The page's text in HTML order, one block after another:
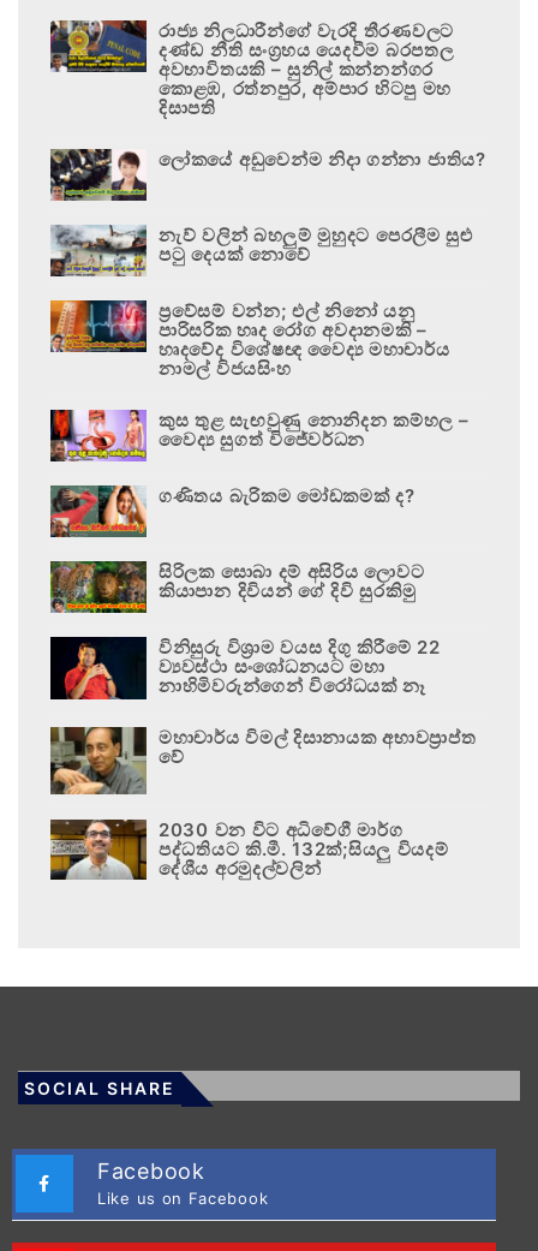
රාජ්‍ය නිලධාරීන්ගේ වැරදි තීරණවලට
දණ්ඩ නීති සංග්‍රහය යෙදවීම බරපතල
අවභාවිතයකි – සුනිල් කන්නන්ගර
කොළඹ, රත්නපුර, අම්පාර හිටපු මහ
දිසාපති
ලෝකයේ අඩුවෙන්ම නිදා ගන්නා ජාතිය?
නැව් වලින් බහලුම් මුහුදට පෙරලීම සුළු
පටු දෙයක් නොවේ
ප්‍රවේසම් වන්න; එල් නිනෝ යනු
පාරිසරික හෘද රෝග අවදානමකි –
හෘදවේද විශේෂඥ වෛද්‍ය මහාචාර්ය
නාමල් විජයසිංහ
කුස තුළ සැඟවුණු නොනිදන කම්හල –
වෛද්‍ය සුගත් විජේවර්ධන
ගණිතය බැරිකම මෝඩකමක් ද?
සිරිලක සොබා දම් අසිරිය ලොවට
කියාපාන දිවියන් ගේ දිවි සුරකිමු
විනිසුරු විශ්‍රාම වයස දිගු කිරීමේ 22
ව්‍යවස්ථා සංශෝධනයට මහා
නාහිමිවරුන්ගෙන් විරෝධයක් නෑ
මහාචාර්ය විමල් දිසානායක අභාවප්‍රාප්ත
වේ
2030 වන විට අධිවේගී මාර්ග
පද්ධතියට කි.මී. 132ක්;සියලු වියදම්
දේශීය අරමුදල්වලින්
SOCIAL SHARE
Facebook
Like us on Facebook